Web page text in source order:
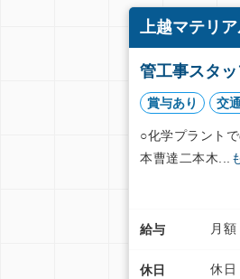
上越マテリ
管工事スタッ
賞与あり 交
○化学プラント
本曹達二本木...
給与 月
休日 休